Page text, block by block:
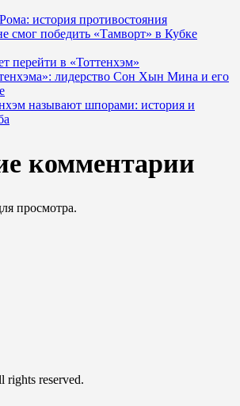
история противостояния
смог победить «Тамворт» в Кубке
перейти в «Тоттенхэм»
лидерство Сон Хын Мина и его
называют шпорами: история и
комментарии
просмотра.
reserved.